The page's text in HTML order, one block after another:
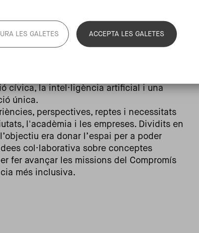
de cooperació per als responsables de
i l'intercanvi de solucions.
metropolità d'Istanbul, ha
en la gestió de serveis per la seva
a invertir en tecnologia amb un
cívica, la intel·ligència artificial i una
única.
perspectives, reptes i necessitats
l'acadèmia i les empreses. Dividits en
era donar l’espai per a poder
col·laborativa sobre conceptes
fer avançar les missions del Compromís
més inclusiva.
LES GALETES ACCEPTA LES GALETES